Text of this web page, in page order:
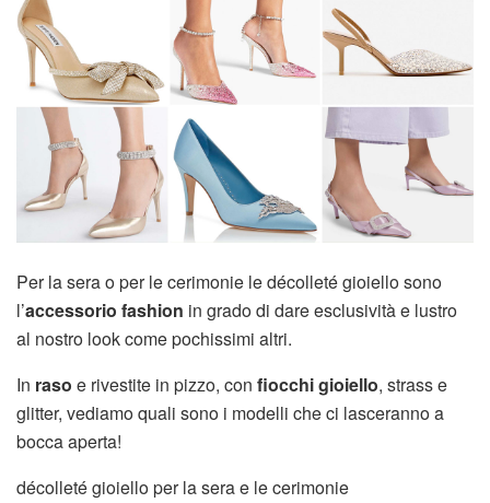
Per la sera o per le cerimonie le décolleté gioiello sono
l’accessorio fashion in grado di dare esclusività e lustro
al nostro look come pochissimi altri.
In raso e rivestite in pizzo, con fiocchi gioiello, strass e
glitter, vediamo quali sono i modelli che ci lasceranno a
bocca aperta!
décolleté gioiello per la sera e le cerimonie